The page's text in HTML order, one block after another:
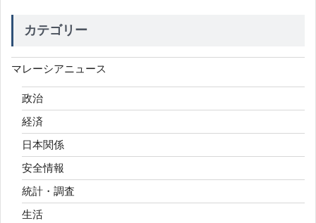
カテゴリー
マレーシアニュース
政治
経済
日本関係
安全情報
統計・調査
生活